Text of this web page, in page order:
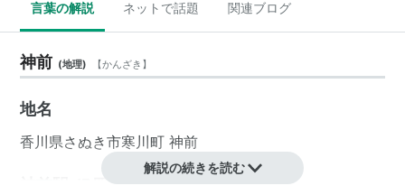
言葉の解説 ネットで話題 関連ブログ
神前 (地理) 【かんざき 】
地名
香川県さぬき市寒川町 神前
神前駅 JR四国（高徳線）
解説の続きを読む